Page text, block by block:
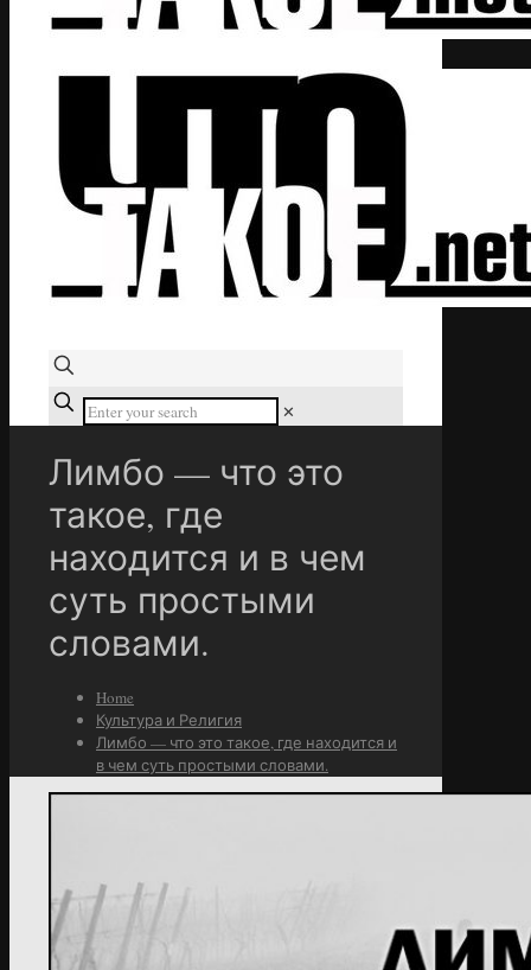
✕
Лимбо — что это
такое, где
находится и в чем
суть простыми
словами.
Home
Культура и Религия
Лимбо — что это такое, где находится и
в чем суть простыми словами.